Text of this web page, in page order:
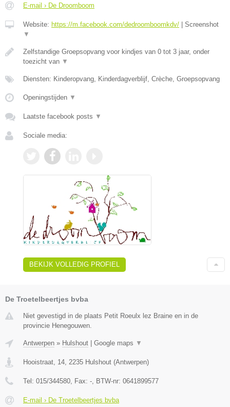
E-mail › De Droomboom
Website: https://m.facebook.com/dedroomboomkdv/
Screenshot
▼
Zelfstandige Groepsopvang voor kindjes van 0 tot 3 jaar, onder
toezicht van ▼
Diensten: Kinderopvang, Kinderdagverblijf, Crèche, Groepsopvang
Openingstijden ▼
Laatste facebook posts ▼
Sociale media:
BEKIJK VOLLEDIG PROFIEL
De Troetelbeertjes bvba
Niet gevestigd in de plaats Petit Roeulx lez Braine en in de
provincie Henegouwen.
Antwerpen » Hulshout Google maps ▼
Hooistraat, 14 2235 Hulshout (Antwerpen)
Tel: 015/344580 , Fax: - , BTW-nr: 0641899577
E-mail › De Troetelbeertjes bvba